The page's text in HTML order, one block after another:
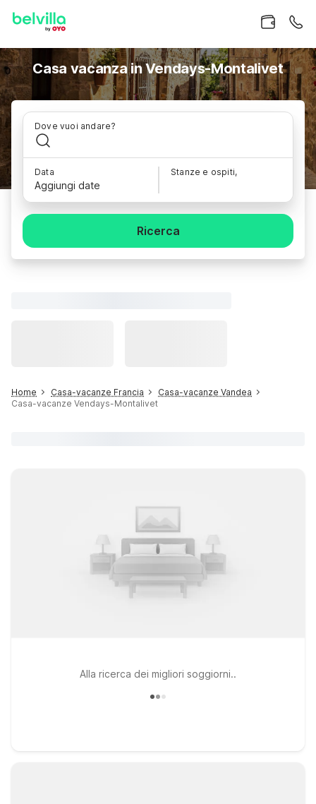
Casa vacanza in Vendays-Montalivet
Dove vuoi andare?
Data
Aggiungi date
Stanze e ospiti,
Ricerca
Home Casa-vacanze Francia
Casa-vacanze Vandea
Casa-vacanze Vendays-Montalivet
Alla ricerca dei migliori soggiorni..